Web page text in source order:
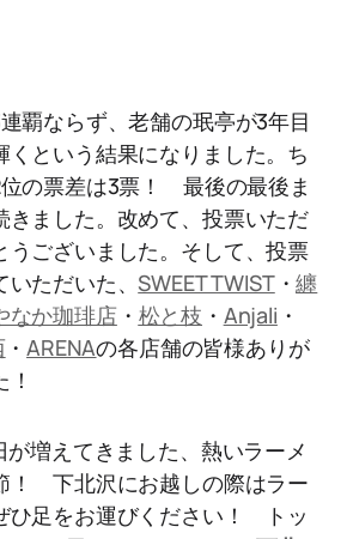
覇ならず、老舗の珉亭が3年目
くという結果になりました。ち
の票差は3票！ 最後の最後ま
きました。改めて、投票いただ
うございました。そして、投票
いただいた、SWEET TWIST・纏
なか珈琲店・ 松と枝 ・ Anjali ・
・ARENAの各店舗の皆様ありが
が増えてきました、熱いラーメ
！ 下北沢にお越しの際はラー
ひ足をお運びください！ トッ